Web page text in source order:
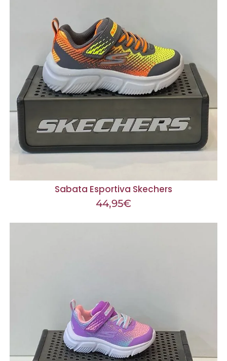
Sabata Esportiva Skechers
44,95€